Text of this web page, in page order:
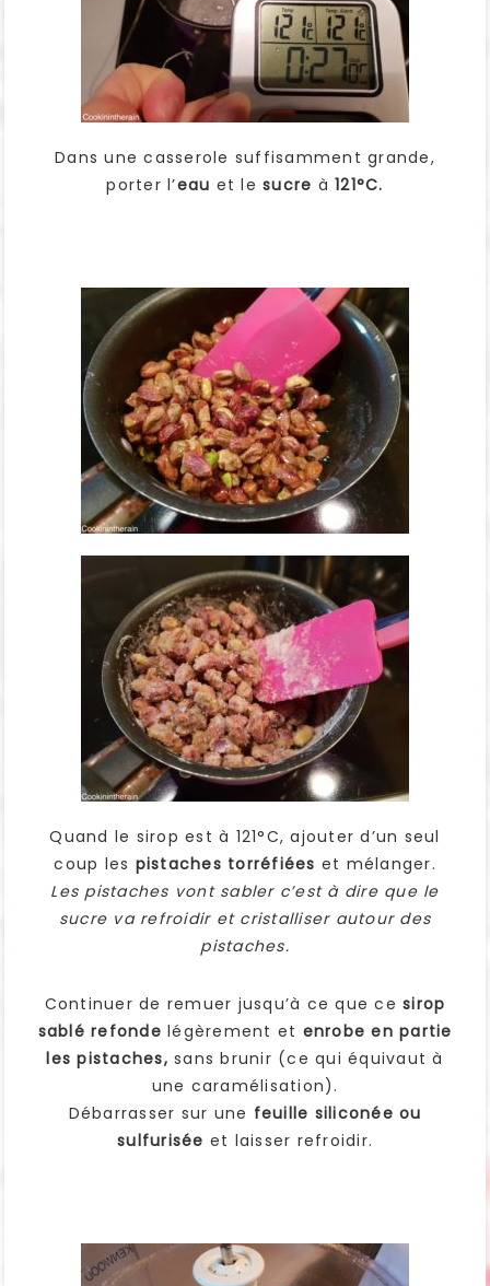
Dans une casserole suffisamment grande,
porter l’eau et lesucre à121°C.
Quand le sirop est à 121°C, ajouter d’un seul
coup les pistaches torréfiées et mélanger.
Les pistaches vont sabler c’est à dire que le
sucre va refroidir et cristalliser autour des
pistaches.
Continuer de remuer jusqu’à ce que cesirop
sablé refonde légèrement et enrobe en partie
les pistaches,sans brunir (ce qui équivaut à
une caramélisation).
Débarrasser sur une feuille siliconée ou
sulfurisée et laisser refroidir.